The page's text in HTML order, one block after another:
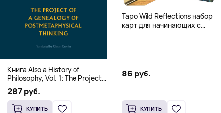
Книга Also a History of
Philosophy, Vol. 1: The Project
of a Genealogy of
Postmetaphysical Thinking
(Твердый переплет)
287 руб.
КУПИТЬ
Таро Wild Reflections набор
карт для начинающих с
86 руб.
КУПИТЬ